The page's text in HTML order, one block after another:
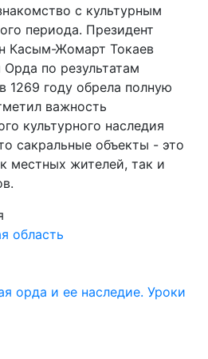
с культурным
периода. Президент
Касым-Жомарт Токаев
по результатам
1269 году обрела полную
важность
культурного наследия
сакральные объекты - это
местных жителей, так и
область
орда и ее наследие. Уроки